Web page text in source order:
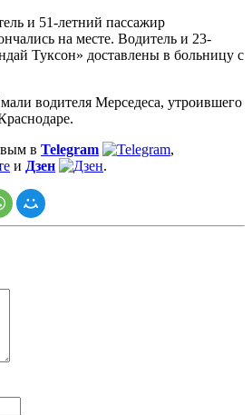
и 51-летний пассажир
на месте. Водитель и 23-
Туксон» доставлены в больницу с
водителя Мерседеса, утроившего
в Telegram
,
и Дзен .